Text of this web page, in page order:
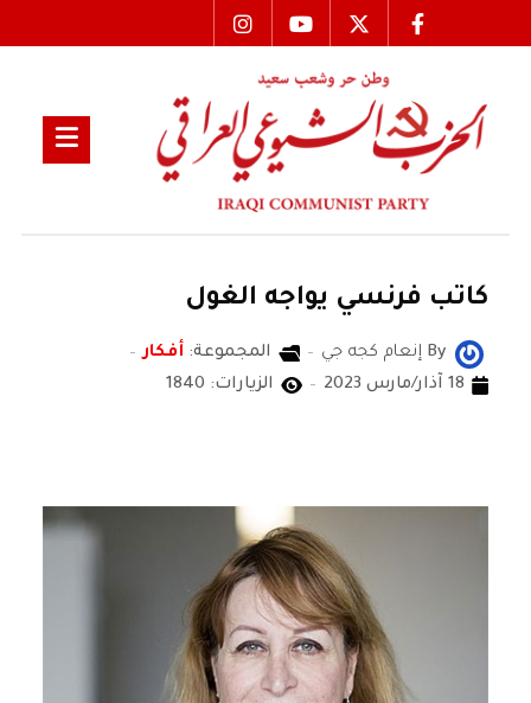
كاتب فرنسي يواجه الغول
By إنعام كجه جي المجموعة: أفكار
18 آذار/مارس 2023
الزيارات: 1840